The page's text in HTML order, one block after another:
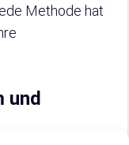
Methode hat
und